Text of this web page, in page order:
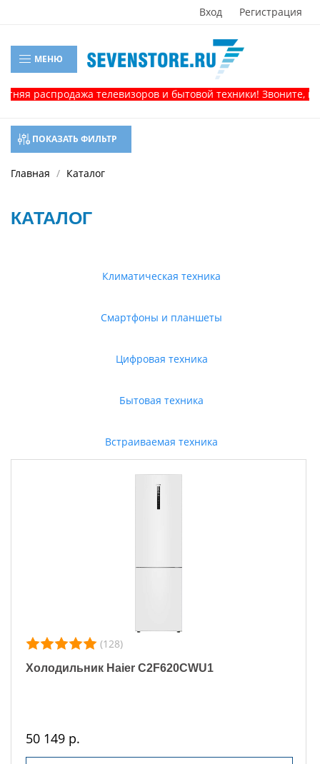
Вход Регистрация
МЕНЮ
телевизоров и бытовой техники! Звоните, и
ПОКАЗАТЬ ФИЛЬТР
Главная Каталог
КАТАЛОГ
Климатическая техника
Смартфоны и планшеты
Цифровая техника
Бытовая техника
Встраиваемая техника
(128)
Холодильник Haier C2F620CWU1
50 149 р.